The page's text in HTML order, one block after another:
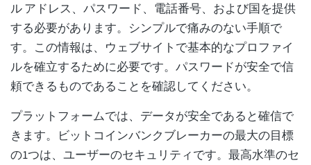
ル アドレス、パスワード、電話番号、および国を提供
する必要があります。シンプルで痛みのない手順で
す。この情報は、ウェブサイトで基本的なプロファイ
ルを確立するために必要です。パスワードが安全で信
頼できるものであることを確認してください。
プラットフォームでは、データが安全であると確信で
きます。ビットコインバンクブレーカーの最大の目標
の1つは、ユーザーのセキュリティです。最高水準のセ